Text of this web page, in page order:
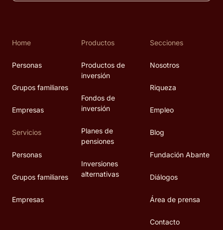
Home
Personas
Grupos familiares
Empresas
Servicios
Personas
Grupos familiares
Empresas
Productos
Productos de
inversión
Fondos de
inversión
Planes de
pensiones
Inversiones
alternativas
Secciones
Nosotros
Riqueza
Empleo
Blog
Fundación Abante
Diálogos
Área de prensa
Contacto